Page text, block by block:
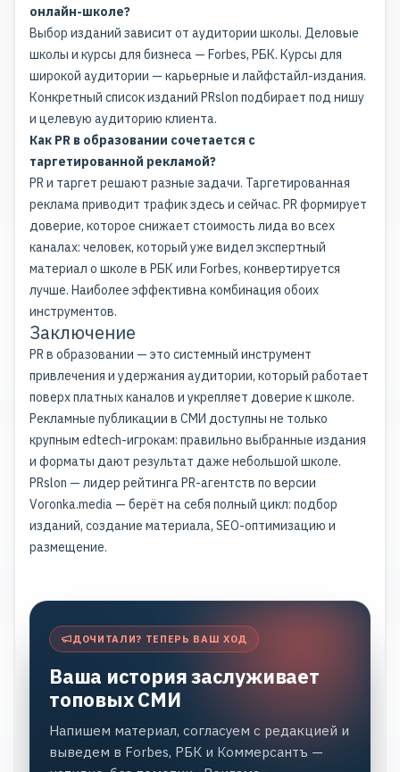
онлайн-школе?
Выбор изданий зависит от аудитории школы. Деловые
школы и курсы для бизнеса — Forbes, РБК. Курсы для
широкой аудитории — карьерные и лайфстайл-издания.
Конкретный список изданий PRslon подбирает под нишу
и целевую аудиторию клиента.
Как PR в образовании сочетается с
таргетированной рекламой?
PR и таргет решают разные задачи. Таргетированная
рекламаприводит трафик здесь и сейчас. PR формирует
доверие, которое снижает стоимость лида во всех
каналах: человек, который уже видел экспертный
материал о школе в РБК или Forbes, конвертируется
лучше. Наиболее эффективна комбинация обоих
инструментов.
Заключение
PR в образовании — это системный инструмент
привлечения и удержания аудитории, который работает
поверх платных каналов и укрепляет доверие к школе.
Рекламные публикации в СМИ доступны не только
крупным edtech-игрокам: правильно выбранные издания
и форматы дают результат даже небольшой школе.
PRslon — лидер рейтинга PR-агентств по версии
Voronka.media — берёт на себя полный цикл: подбор
изданий, создание материала, SEO-оптимизацию и
размещение.
ДОЧИТАЛИ? ТЕПЕРЬ ВАШ ХОД
Ваша история заслуживает
топовых СМИ
Напишем материал, согласуем с редакцией и
выведем в Forbes, РБК и Коммерсантъ —